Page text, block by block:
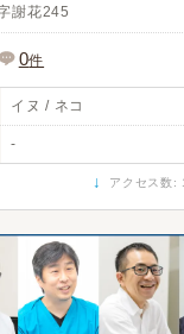
謝花245
0件
イヌ / ネコ
-
↓ アクセス数